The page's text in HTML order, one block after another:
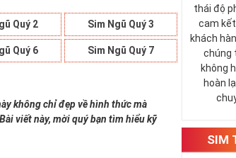
Quý 2 Sim Ngũ Quý 3
Quý 6 Sim Ngũ Quý 7
không chỉ đẹp về hình thức mà
viết này, mời quý bạn tìm hiểu kỹ
thái độ
cam
khách
chúng
không
hoàn
SIM